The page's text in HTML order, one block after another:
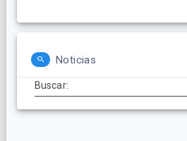
Noticias
Buscar: